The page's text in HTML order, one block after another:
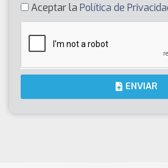
Aceptar la Política de
ENVIAR